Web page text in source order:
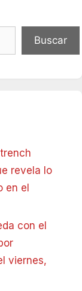
Buscar
revela lo
en el
con el
viernes,